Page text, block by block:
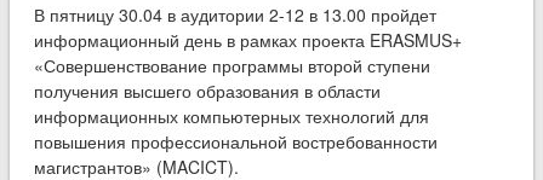
В пятницу 30.04 в аудитории 2-12 в 13.00 пройдет
информационный день в рамках проекта ERASMUS+
«Совершенствование программы второй ступени
получения высшего образования в области
информационных компьютерных технологий для
повышения профессиональной востребованности
магистрантов» (MACICT).